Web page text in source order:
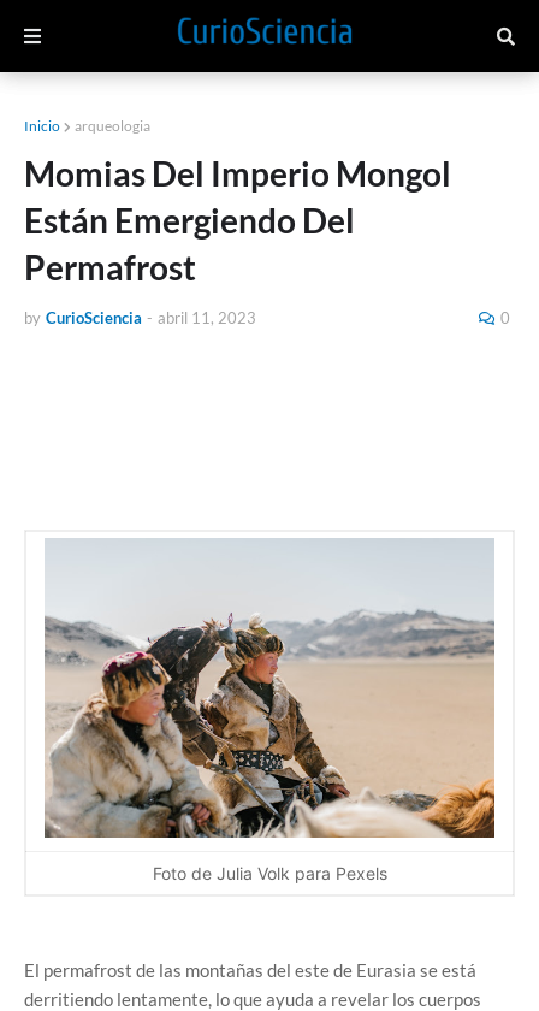
Inicio arqueologia
Momias Del Imperio Mongol
Están Emergiendo Del
Permafrost
by CurioSciencia - abril 11, 2023 0
Foto de Julia Volk para Pexels
El permafrost de las montañas del este de Eurasia se está
derritiendo lentamente, lo que ayuda a revelar los cuerpos